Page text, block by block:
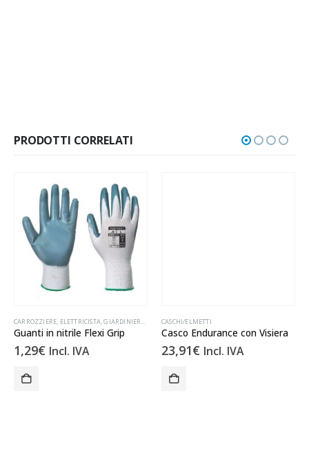
PRODOTTI CORRELATI
CARROZZIERE, ELETTRICISTA,GIARDINIERE , GOMMISTA,GUANTI,
Guanti in nitrile Flexi Grip
1,29€ Incl. IVA
CASCHI/ELMETTI
Casco Endurance con Visiera
23,91€ Incl. IVA